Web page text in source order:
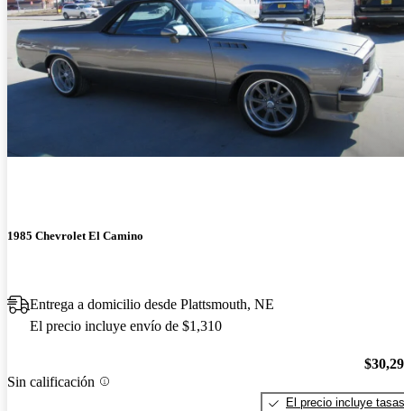
1985 Chevrolet El Camino
Entrega a domicilio desde Plattsmouth, NE
El precio incluye envío de $1,310
Sin calificación
El precio incluye tasas